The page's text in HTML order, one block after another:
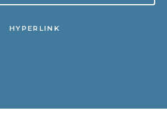
HYPERLINK